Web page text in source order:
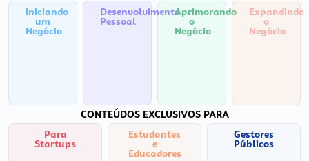
Iniciando
um
Negócio
Desenvolvimento
Pessoal
Aprimorando
o
Negócio
Expandindo
o
Negócio
CONTEÚDOS EXCLUSIVOS PARA
Para
Startups
Estudantes
e
Educadores
Gestores
Públicos